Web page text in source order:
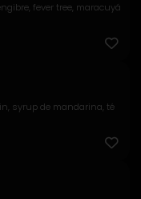
fever tree, maracuyá
syrup de mandarina, té